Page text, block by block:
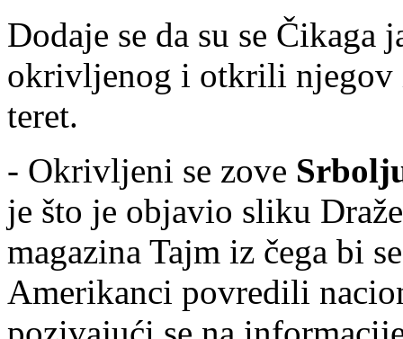
Dodaje se da su se
okrivljenog i otkrili njegov
teret.
- Okrivljeni se zove
je što je objavio sliku
magazina Tajm iz čega bi
Amerikanci povredili